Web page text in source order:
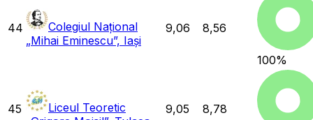
44
Colegiul Național
„Mihai Eminescu”, Iași
9,06 8,56
100%
45
Liceul Teoretic
9,05 8,78